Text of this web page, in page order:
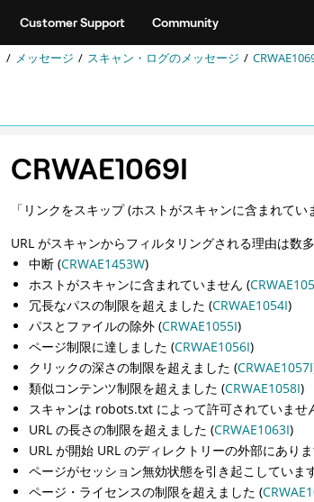
Customer Support Community
メッセージ スキャン・ログのメッセージ
CRWAE1069I
「リンクをスキップ (ホストがスキャンに含まれて
URL がスキャンからフィルタリングされる理由は数
中断 (CRWAE1453W)
ホストがスキャンに含まれていません (
冗長なパスの制限を超えました (CRWAE1054I)
パスとファイルの除外 (CRWAE1055I)
ページ制限に達しました (CRWAE1056I)
クリックの深さの制限を超えました (CRWAE1057I
類似コンテンツ制限を超えました (CRWAE1058I)
スキャンは robots.txt によって許可されていませ
URL の長さの制限を超えました (CRWAE1063I)
URL が開始 URL のディレクトリーの外部にあり
ページがセッション無効状態を引き起こしていま
ページ・ライセンスの制限を超えました (